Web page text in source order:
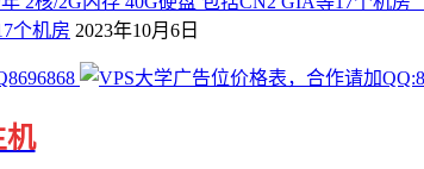
个机房 2023年10月6日
机